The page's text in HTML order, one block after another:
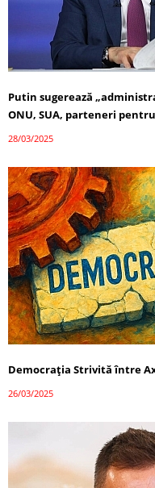
Putin sugerează
ONU, SUA, parteneri
28/03/2025
Democrația Strivită între
26/03/2025